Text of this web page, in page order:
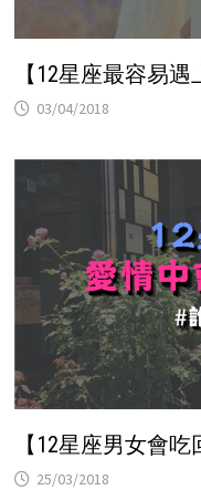
【12星座最容易
03/04/2018
【12星座男女會
25/03/2018